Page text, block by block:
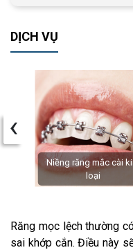
DỊCH VỤ
Niềng răng mắc cài
loại
‹
Răng mọc lệch thường
sai khớp cắn. Điều này